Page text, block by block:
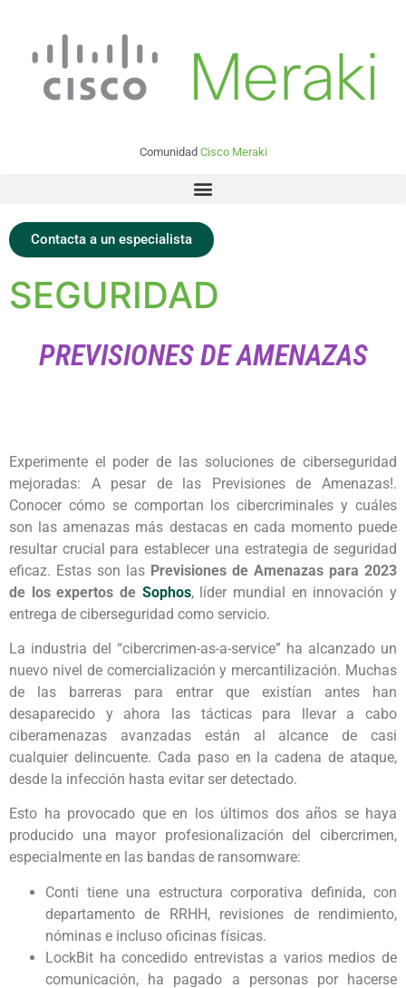
Comunidad Cisco Meraki
Contacta a un especialista
SEGURIDAD
PREVISIONES DE AMENAZAS
Experimente el poder de las soluciones de ciberseguridad
mejoradas: A pesar de las Previsiones de Amenazas!.
Conocer cómo se comportan los cibercriminales y cuáles
son las amenazas más destacas en cada momento puede
resultar crucial para establecer una estrategia de seguridad
eficaz. Estas son las Previsiones de Amenazas para 2023
de los expertos de Sophos, líder mundial en innovación y
entrega de ciberseguridad como servicio.
La industria del “cibercrimen-as-a-service” ha alcanzado un
nuevo nivel de comercialización y mercantilización. Muchas
de las barreras para entrar que existían antes han
desaparecido y ahora las tácticas para llevar a cabo
ciberamenazas avanzadas están al alcance de casi
cualquier delincuente. Cada paso en la cadena de ataque,
desde la infección hasta evitar ser detectado.
Esto ha provocado que en los últimos dos años se haya
producido una mayor profesionalización del cibercrimen,
especialmente en las bandas de ransomware:
Conti tiene una estructura corporativa definida, con
departamento de RRHH, revisiones de rendimiento,
nóminas e incluso oficinas físicas.
LockBit ha concedido entrevistas a varios medios de
comunicación, ha pagado a personas por hacerse